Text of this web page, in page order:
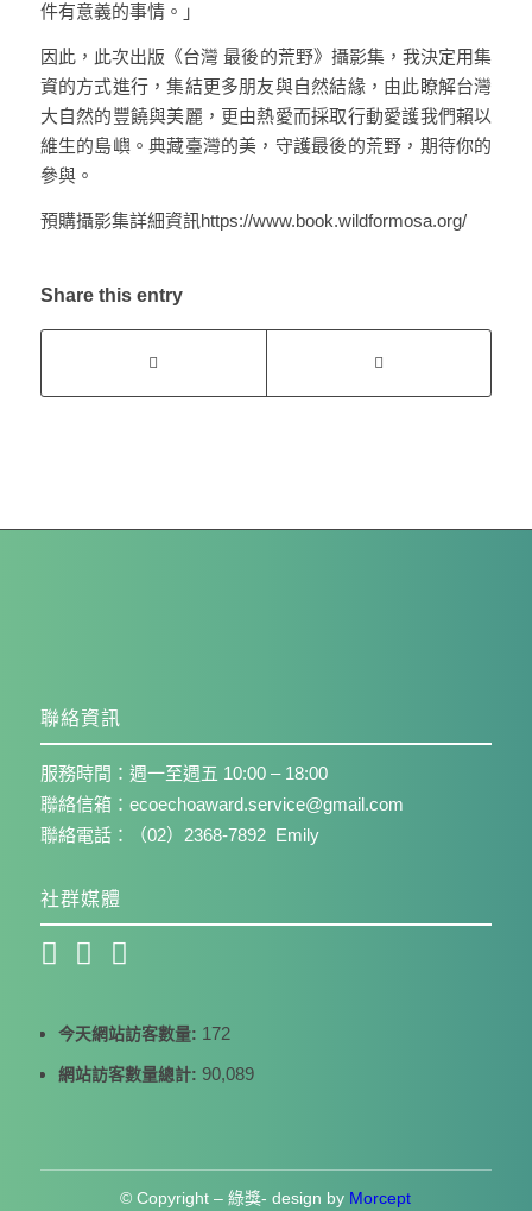
件有意義的事情。」
因此，此次出版《台灣 最後的荒野》攝影集，我決定用集
資的方式進行，集結更多朋友與自然結緣，由此瞭解台灣
大自然的豐饒與美麗，更由熱愛而採取行動愛護我們賴以
維生的島嶼。典藏臺灣的美，守護最後的荒野，期待你的
參與。
預購攝影集詳細資訊https://www.book.wildformosa.org/
Share this entry
聯絡資訊
服務時間：週一至週五 10:00 – 18:00
聯絡信箱：ecoechoaward.service@gmail.com
聯絡電話：（02）2368-7892 Emily
社群媒體
今天網站訪客數量: 172
網站訪客數量總計: 90,089
© Copyright – 綠獎- design by Morcept